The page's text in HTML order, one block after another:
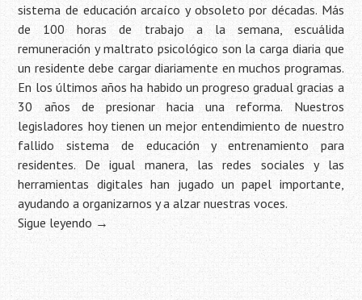
sistema de educación arcaíco y obsoleto por décadas. Más
de 100 horas de trabajo a la semana, escuálida
remuneración y maltrato psicológico son la carga diaria que
un residente debe cargar diariamente en muchos programas.
En los últimos años ha habido un progreso gradual gracias a
30 años de presionar hacia una reforma. Nuestros
legisladores hoy tienen un mejor entendimiento de nuestro
fallido sistema de educación y entrenamiento para
residentes. De igual manera, las redes sociales y las
herramientas digitales han jugado un papel importante,
ayudando a organizarnos y a alzar nuestras voces.
Sigue leyendo →